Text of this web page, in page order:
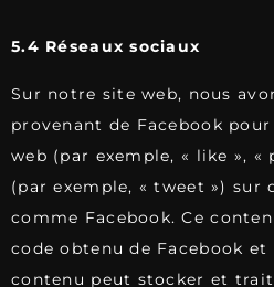
5.4 Réseaux sociaux
Sur notre site web, nous
provenant de Facebook
web (par exemple, « like »,
(par exemple, « tweet ») sur
comme Facebook. Ce
code obtenu de Facebook et
contenu peut stocker et